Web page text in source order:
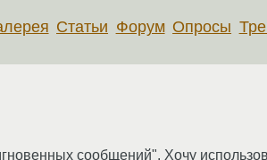
Статьи Форум Опросы
сообщений". Хочу